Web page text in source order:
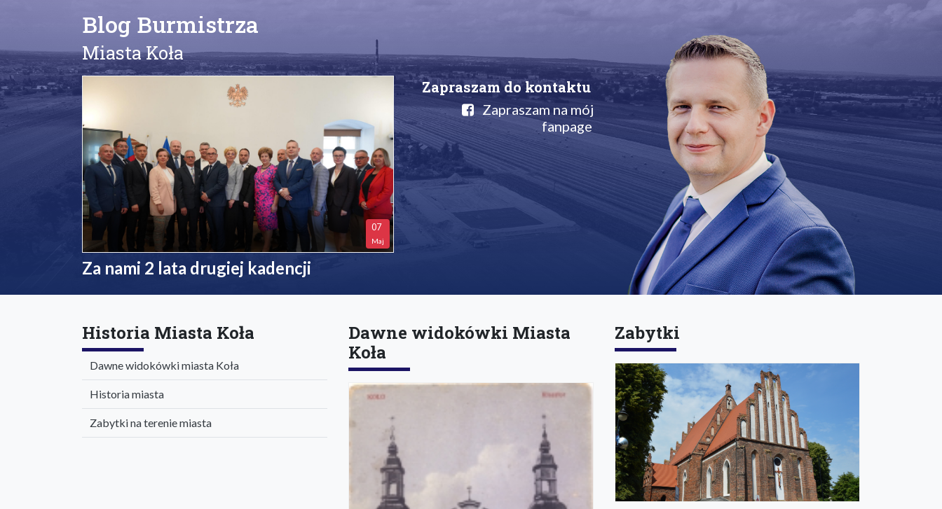
Blog Burmistrza
Miasta Koła
07
Maj
Za nami 2 lata drugiej kadencji
Zapraszam do kontaktu
Zapraszam na mój
fanpage
Historia Miasta Koła
Dawne widokówki miasta Koła
Historia miasta
Zabytki na terenie miasta
Dawne widokówki Miasta
Koła
Zabytki